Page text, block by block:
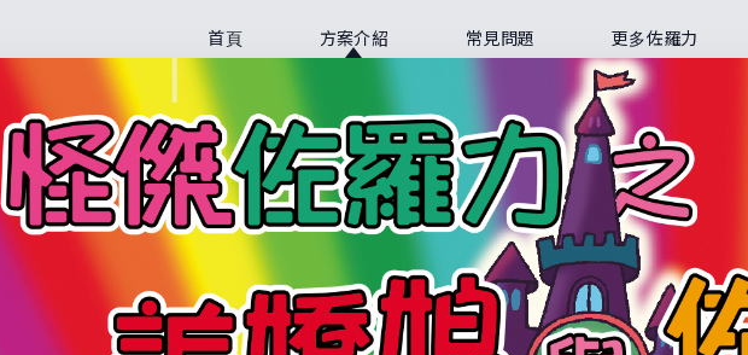
首頁 方案介紹 常見問題 更多佐羅力